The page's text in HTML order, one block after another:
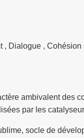
, Dialogue , Cohésion
ambivalent
par les
socle de